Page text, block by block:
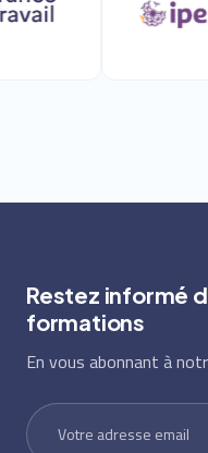
Restez informé
formations
En vous abonnant à